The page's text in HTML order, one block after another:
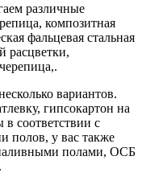
различные
композитная
фальцевая стальная
расцветки,
вариантов.
гипсокартон на
в соответствии с
полов, у вас также
полами, ОСБ